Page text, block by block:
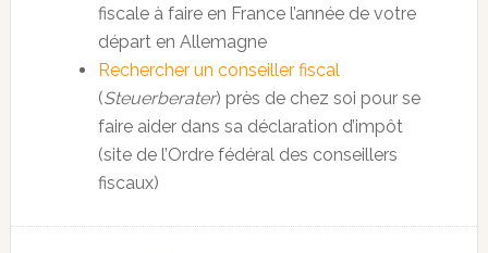
fiscale à faire en France l’année de votre
départ en Allemagne
Rechercher un conseiller fiscal
(Steuerberater) près de chez soi pour se
faire aider dans sa déclaration d’impôt
(site de l’Ordre fédéral des conseillers
fiscaux)